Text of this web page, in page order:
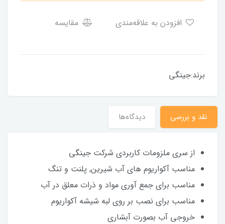
مقایسه
برند:جینگی
نقد و بررسی دیدگاه‌ها
از سری ملزومات کاربردی شرکت جینگی
مناسب آکواریوم های آب شیرین, پلنت و تنگ
مناسب برای جمع آوری مواد و ذرات معلق در آب
مناسب برای نصب بر روی لبه شیشه آکواریوم
خروجی آب بصورت آبشاری